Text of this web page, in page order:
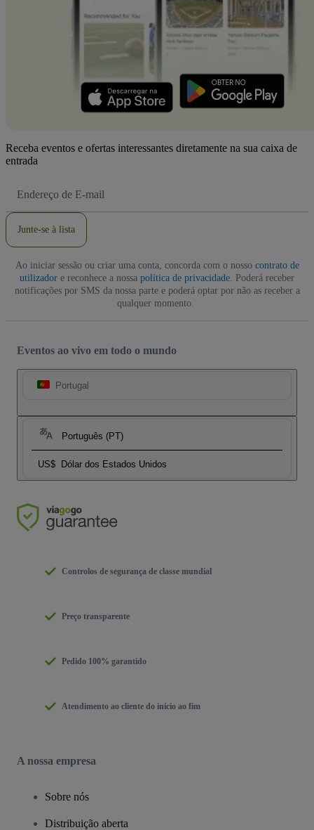
Receba eventos e ofertas interessantes diretamente na sua caixa de
entrada
de
Junte-se à lista
Ao iniciar sessão ou criar uma conta, concorda com o nosso contrato de
utilizador e reconhece a nossa política de privacidade . Poderá receber
notificações por SMS da nossa parte e poderá optar por não as receber a
qualquer momento.
Eventos ao vivo em todo o mundo
Portugal
Português (PT)
US$ Dólar dos Estados Unidos
Controlos de segurança de classe mundial
Preço transparente
Pedido 100% garantido
Atendimento ao cliente do início ao fim
A nossa empresa
Sobre nós
Distribuição aberta